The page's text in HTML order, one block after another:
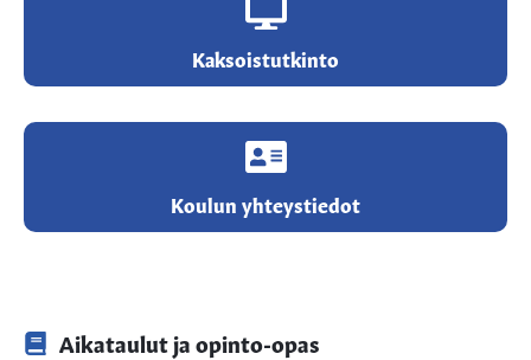
Kaksoistutkinto
Koulun yhteystiedot
Aikataulut ja opinto-opas